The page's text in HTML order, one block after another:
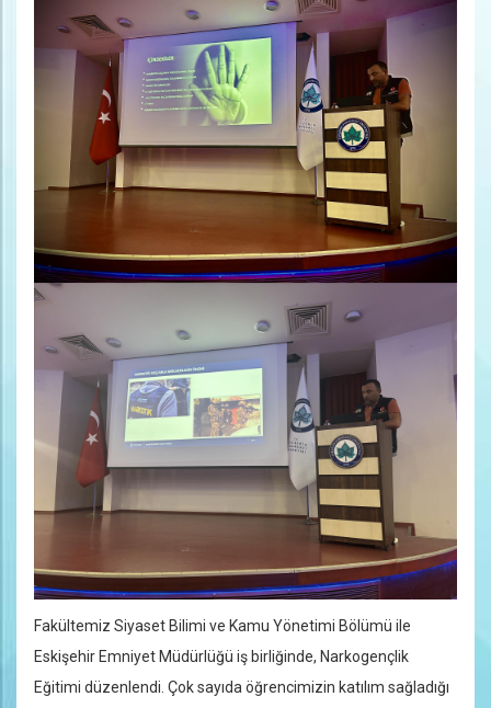
Fakültemiz Siyaset Bilimi ve Kamu Yönetimi Bölümü ile
Eskişehir Emniyet Müdürlüğü iş birliğinde, Narkogençlik
Eğitimi düzenlendi. Çok sayıda öğrencimizin katılım sağladığı